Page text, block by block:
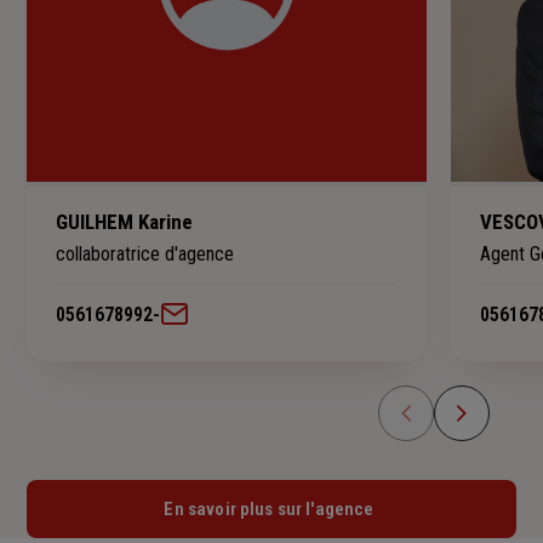
GUILHEM Karine
collaboratrice d'agence
0561678992-
Agent
En savoir plus sur l'agence